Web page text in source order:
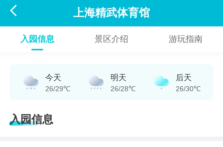
 上海精武体育馆
入园信息 景区介绍 游玩指南
今天
26/29℃
明天
26/28℃
后天
26/30℃
入园信息